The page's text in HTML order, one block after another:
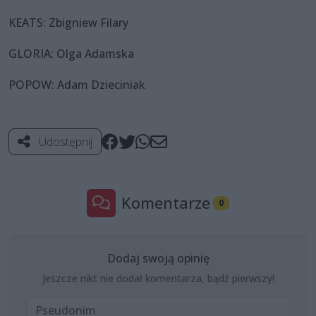
KEATS: Zbigniew Filary
GLORIA: Olga Adamska
POPOW: Adam Dzieciniak
Udostępnij
Komentarze 0
Dodaj swoją opinię
Jeszcze nikt nie dodał komentarza, bądź pierwszy!